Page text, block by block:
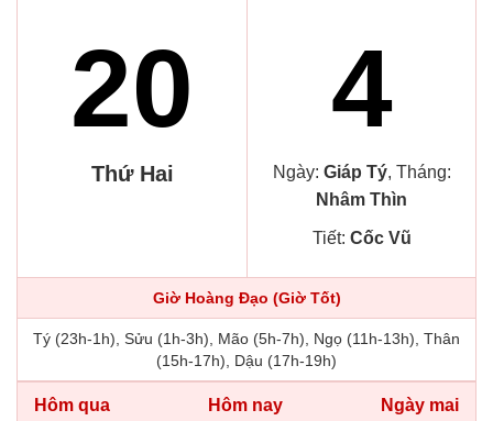
20
Thứ Hai
4
Ngày: Giáp Tý, Tháng:
Nhâm Thìn
Tiết: Cốc Vũ
Giờ Hoàng Đạo (Giờ Tốt)
Tý (23h-1h), Sửu (1h-3h), Mão (5h-7h), Ngọ (11h-13h), Thân
(15h-17h), Dậu (17h-19h)
Hôm qua Hôm nay Ngày mai